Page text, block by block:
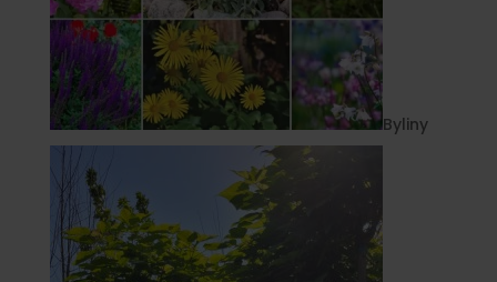
Byliny